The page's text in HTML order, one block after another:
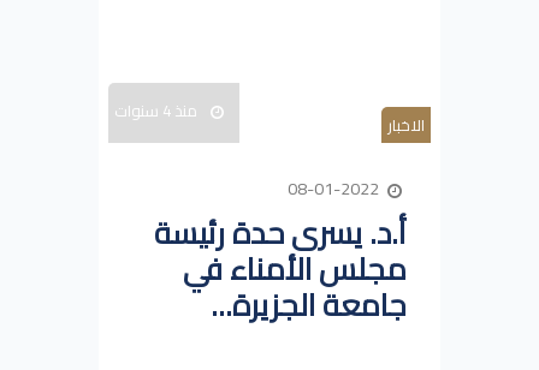
الاخبار منذ 4 سنوات
أ.د. يسرى حدة رئيسة
مجلس الأمناء في
جامعة الجزيرة...